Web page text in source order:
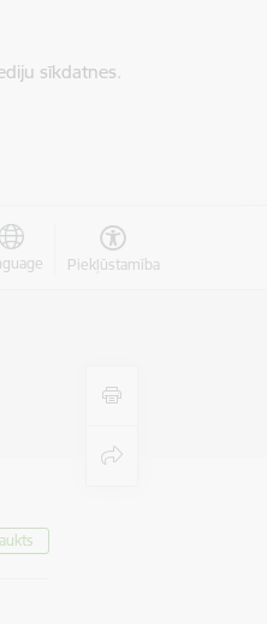
sīkdatnes.
Piekļūstamība